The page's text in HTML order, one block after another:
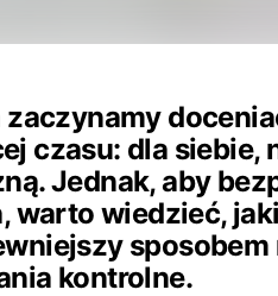
czasu: dla siebie,
Jednak, aby
warto wiedzieć,
kontrolne.